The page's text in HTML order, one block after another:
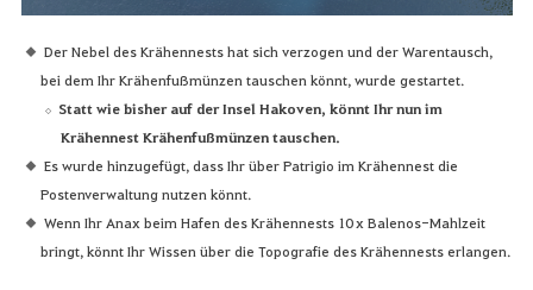
Der Nebel des Krähennests hat sich verzogen und der Warentausch,
bei dem Ihr Krähenfußmünzen tauschen könnt, wurde gestartet.
Statt wie bisher auf der Insel Hakoven, könnt Ihr nun im
Krähennest Krähenfußmünzen tauschen.
Es wurde hinzugefügt, dass Ihr über Patrigio im Krähennest die
Postenverwaltung nutzen könnt.
Wenn Ihr Anax beim Hafen des Krähennests 10 x Balenos-Mahlzeit
bringt, könnt Ihr Wissen über die Topografie des Krähennests erlangen.